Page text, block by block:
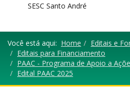
SESC Santo André
Você está aqui: Home
Editais e
Editais para Financiamento
PAAC - Programa de Apoio a
Edital PAAC 2025